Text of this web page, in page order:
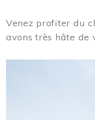
Venez profiter du
avons très hâte de